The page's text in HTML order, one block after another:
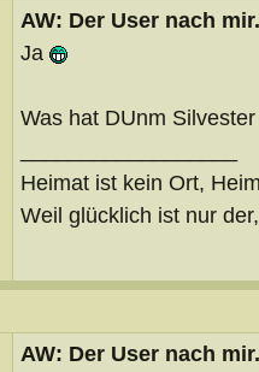
AW: Der User nach
Ja
Was hat DUnm
Heimat ist kein Ort,
Weil glücklich ist nur
AW: Der User nach